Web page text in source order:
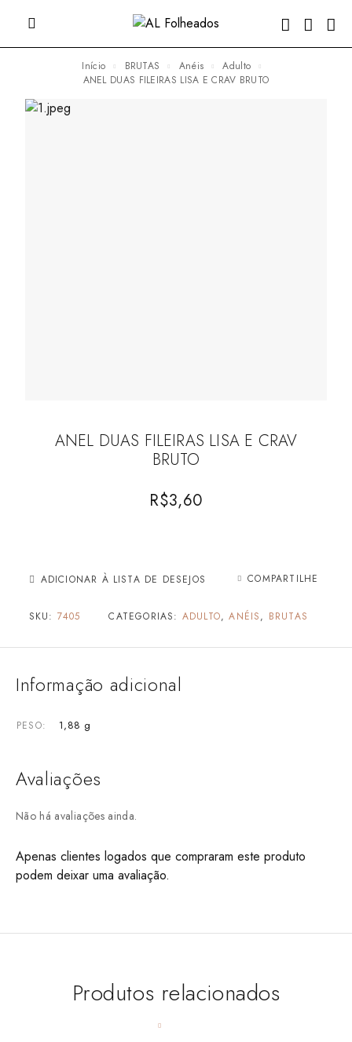
Início BRUTAS Anéis
Adulto
ANEL DUAS FILEIRAS LISA E CRAV BRUTO
ANEL DUAS FILEIRAS LISA E CRAV
BRUTO
R$3,60
ADICIONAR À LISTA DE DESEJOS COMPARTILHE
SKU: 7405 CATEGORIAS: ADULTO,ANÉIS, BRUTAS
Informação adicional
PESO 1,88 g
Avaliações
Não há avaliações ainda.
Apenas clientes logados que compraram este produto
podem deixar uma avaliação.
Produtos relacionados